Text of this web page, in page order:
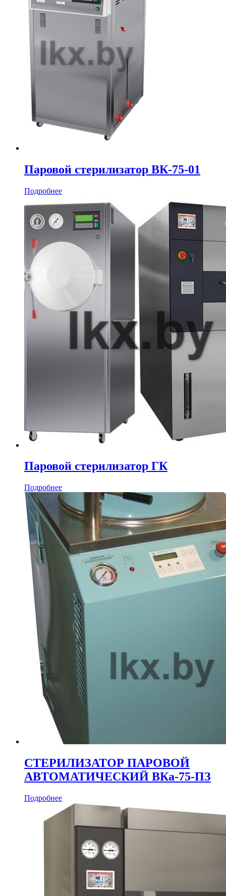
Паровой стерилизатор ВК-75-01
Подробнее
Паровой стерилизатор ГК
Подробнее
СТЕРИЛИЗАТОР ПАРОВОЙ
АВТОМАТИЧЕСКИЙ ВКа-75-ПЗ
Подробнее